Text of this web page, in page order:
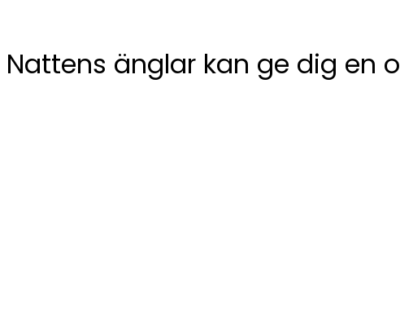
Nattens änglar kan ge dig en